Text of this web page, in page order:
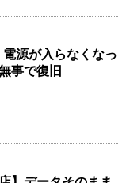
源が入らなくなっ
事で復旧